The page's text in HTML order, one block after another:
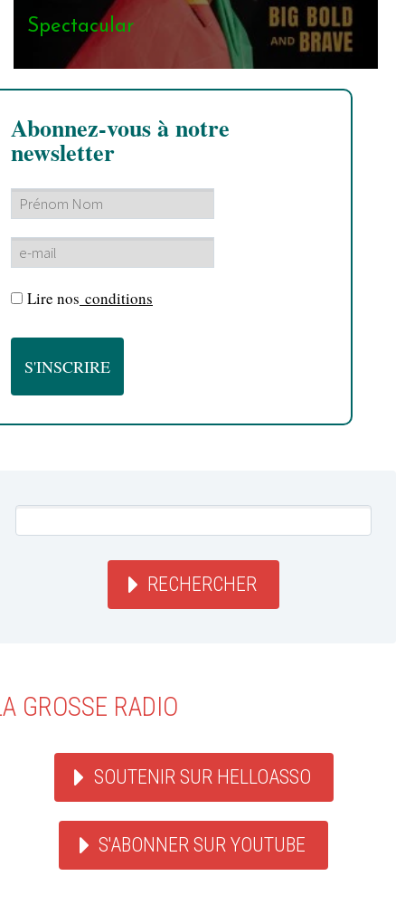
Spectacular
Abonnez-vous à notre
newsletter
Lire nos conditions
RECHERCHER
GROSSE RADIO
SOUTENIR SUR HELLOASSO
S'ABONNER SUR YOUTUBE